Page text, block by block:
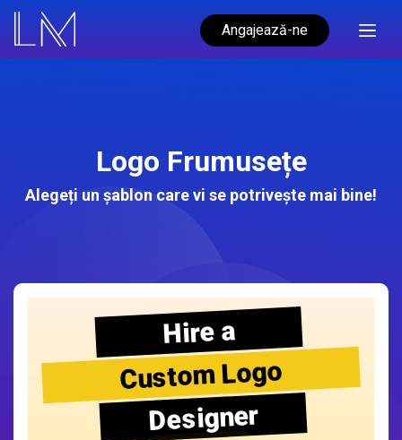
Angajează-ne
Logo Frumusețe
Alegeți un șablon care vi se potrivește mai bine!
Hire a
Custom Logo
Designer